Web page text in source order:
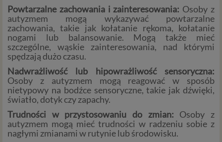
Powtarzalne zachowania i zainteresowania: Osoby z
autyzmem mogą wykazywać powtarzalne
zachowania, takie jak kołatanie rękoma, kołatanie
nogami lub balansowanie. Mogą także mieć
szczególne, wąskie zainteresowania, nad którymi
spędzają dużo czasu.
Nadwrażliwość lub hipowrażliwość sensoryczna:
Osoby z autyzmem mogą reagować w sposób
nietypowy na bodźce sensoryczne, takie jak dźwięki,
światło, dotyk czy zapachy.
Trudności w przystosowaniu do zmian: Osoby z
autyzmem mogą mieć trudności w radzeniu sobie z
nagłymi zmianami w rutynie lub środowisku.